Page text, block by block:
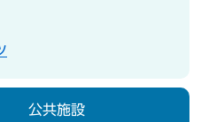
公共施設